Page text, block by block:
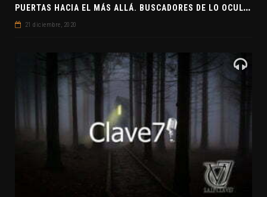
P
UERTAS HACIA EL MÁS ALLÁ. BUSCADORES DE LO OCULTO. EL PENSAMIENTO ABSTRACTO. EVANGELIOS APÓCRIFOS
21 diciembre, 2020